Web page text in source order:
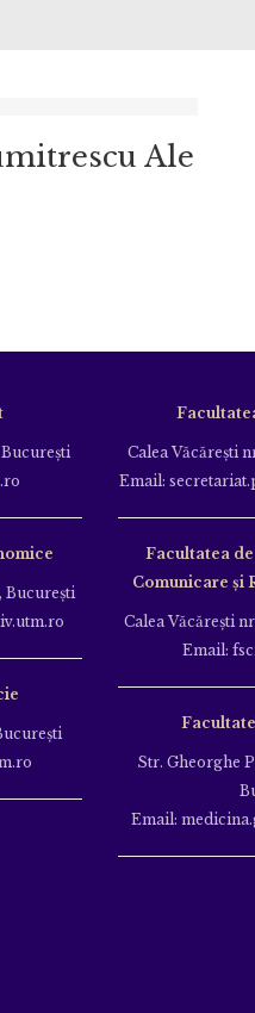
Ale
Bucureşti
Bucureşti
Calea Văcăreşti
Email:
Facultatea
Comunicare și
Calea Văcăreşti
Email:
Str. Gheorghe
Email: